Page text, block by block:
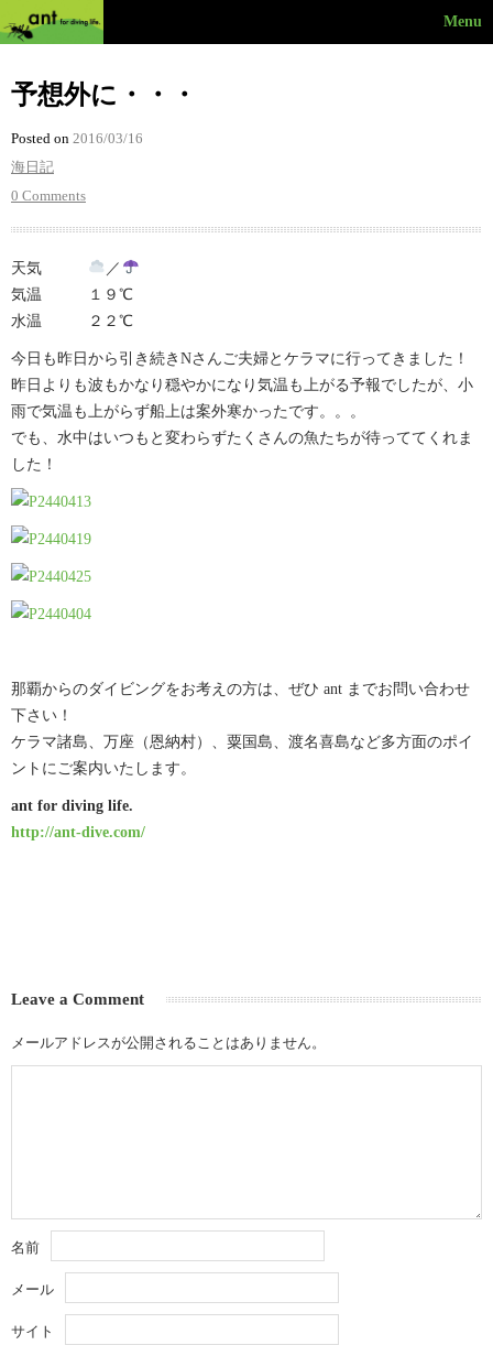
Menu
予想外に・・・
Posted on 2016/03/16
海日記
0 Comments
天気
／
気温 １９℃
水温 ２２℃
今日も昨日から引き続きNさんご夫婦とケラマに行ってきました！
昨日よりも波もかなり穏やかになり気温も上がる予報でしたが、小
雨で気温も上がらず船上は案外寒かったです。。。
でも、水中はいつもと変わらずたくさんの魚たちが待っててくれま
した！
那覇からのダイビングをお考えの方は、ぜひ ant までお問い合わせ
下さい！
ケラマ諸島、万座（恩納村）、粟国島、渡名喜島など多方面のポイ
ントにご案内いたします。
ant for diving life.
http://ant-dive.com/
Leave a Comment
メールアドレスが公開されることはありません。
名前
メール
サイト